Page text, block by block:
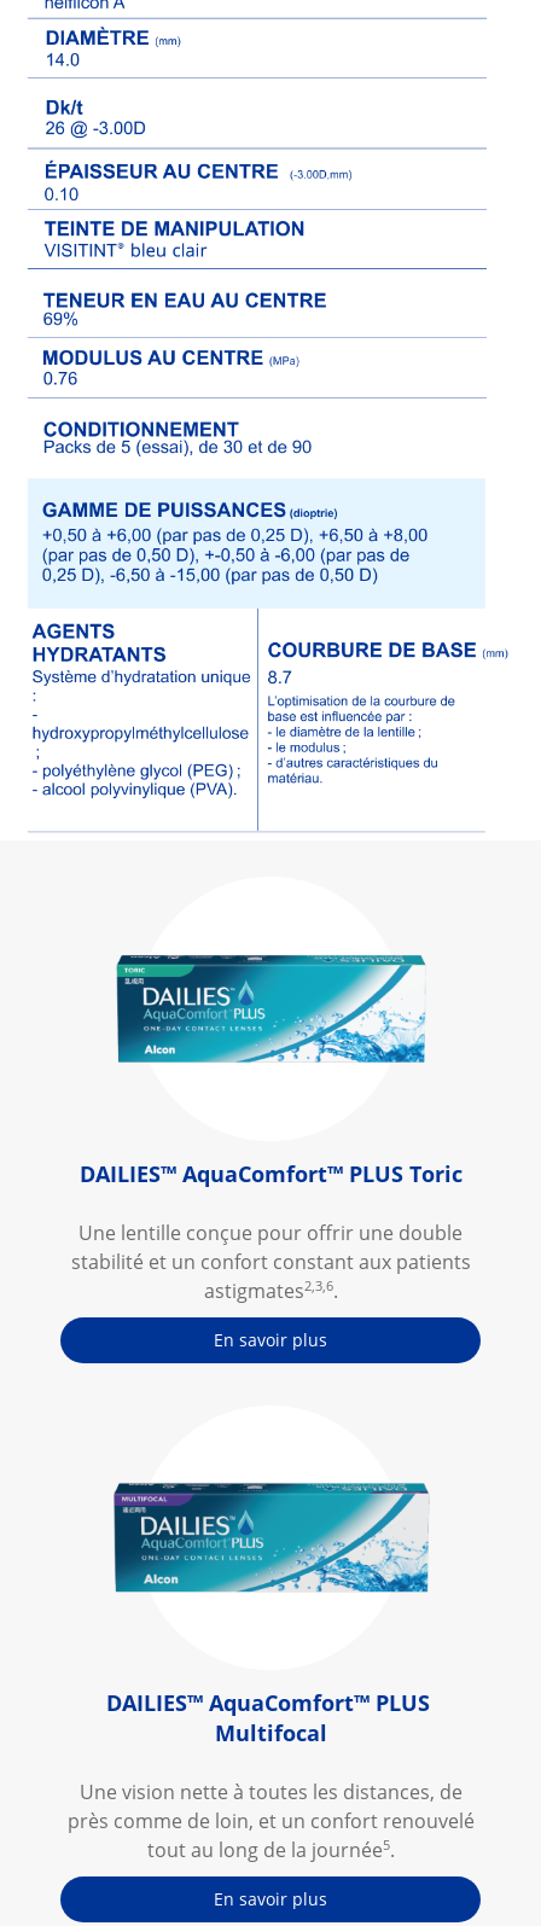
DAILIES™ AquaComfort™ PLUS Toric
Une lentille conçue pour offrir une double
stabilité et un confort constant aux patients
astigmates2,3,6.
En savoir plus
DAILIES™ AquaComfort™ PLUS
Multifocal
Une vision nette à toutes les distances, de
près comme de loin, et un confort renouvelé
tout au long de la journée5.
En savoir plus